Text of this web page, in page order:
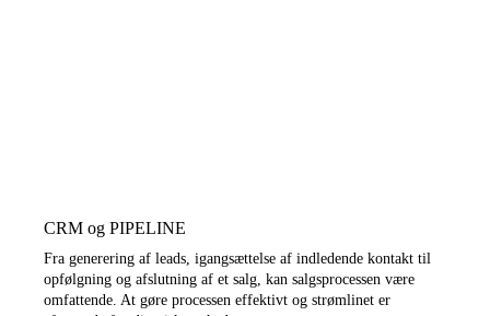
CRM og PIPELINE
Fra generering af leads, igangsættelse af indledende kontakt til
opfølgning og afslutning af et salg, kan salgsprocessen være
omfattende. At gøre processen effektivt og strømlinet er